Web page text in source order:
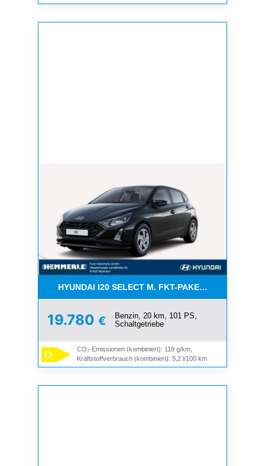
HYUNDAI I20 SELECT M. FKT-PAKET -
19.780 €
Benzin, 20 km, 101 PS,
Schaltgetriebe
D
CO₂-Emissionen (kombiniert): 119 g/km,
Kraftstoffverbrauch (kombiniert): 5,2 l/100 km